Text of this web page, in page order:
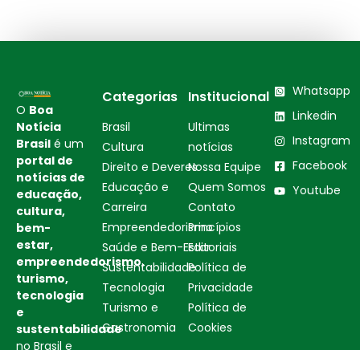
O Boa
Notícia
Brasil é um
portal de
notícias de
educação,
cultura,
bem-
estar,
empreendedorismo,
turismo,
tecnologia
e
sustentabilidade
no Brasil e
Categorias
Brasil
Cultura
Direito e Deveres
Educação e
Carreira
Empreendedorismo
Saúde e Bem-Estar
Sustentabilidade
Tecnologia
Turismo e
Gastronomia
Institucional
Ultimas
notícias
Nossa Equipe
Quem Somos
Contato
Princípios
Editoriais
Política de
Privacidade
Política de
Cookies
Whatsapp
Linkedin
Instagram
Facebook
Youtube